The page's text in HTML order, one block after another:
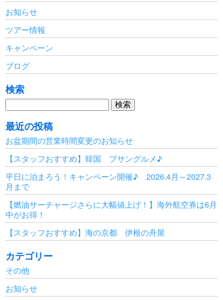
お知らせ
ツアー情報
キャンペーン
ブログ
検索
検
索:
最近の投稿
お盆期間の営業時間変更のお知らせ
【スタッフおすすめ】韓国 プサングルメ♪
平日に泊まろう！キャンペーン開催♪ 2026.4月～2027.3
月まで
【燃油サーチャージさらに大幅値上げ！】海外航空券は6月
中がお得！
【スタッフおすすめ】海の京都 伊根の舟屋
カテゴリー
その他
お知らせ